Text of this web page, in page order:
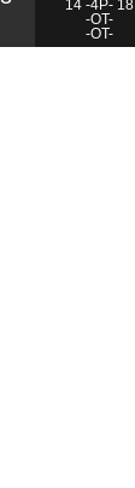
14 -4P- 18
-OT-
-OT-